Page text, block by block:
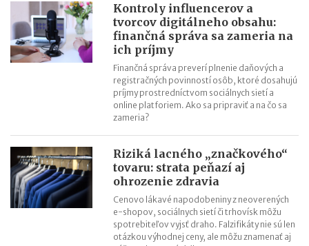
Kontroly influencerov a
tvorcov digitálneho obsahu:
finančná správa sa zameria na
ich príjmy
Finančná správa preverí plnenie daňových a
registračných povinností osôb, ktoré dosahujú
príjmy prostredníctvom sociálnych sietí a
online platforiem. Ako sa pripraviť a na čo sa
zameria?
Riziká lacného „značkového“
tovaru: strata peňazí aj
ohrozenie zdravia
Cenovo lákavé napodobeniny z neoverených
e-shopov, sociálnych sietí či trhovísk môžu
spotrebiteľov vyjsť draho. Falzifikáty nie sú len
otázkou výhodnej ceny, ale môžu znamenať aj